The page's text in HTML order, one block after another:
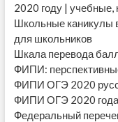
2020 году | учебные,
Школьные каникулы
для школьников
Шкала перевода
ФИПИ:
ФИПИ ОГЭ 2020
ФИПИ ОГЭ 2020 года
Федеральный